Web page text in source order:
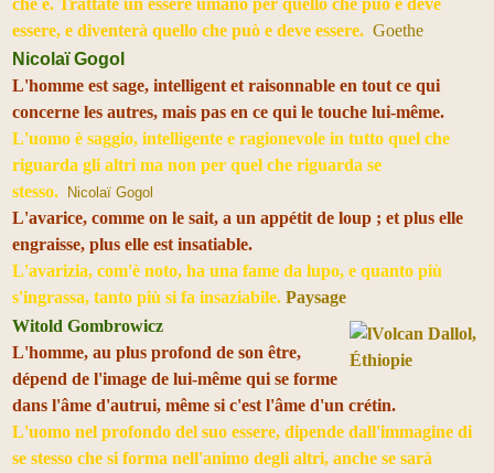
essere, e diventerà quello che può e deve essere. Goethe
Nicolaï Gogol
L'homme est sage, intelligent et raisonnable en tout ce qui
concerne les autres, mais pas en ce qui le touche lui-même.
L'uomo è saggio, intelligente e ragionevole in tutto quel che
riguarda gli altri ma non per quel che riguarda se
stesso. Nicolaï Gogol
L'avarice, comme on le sait, a un appétit de loup ; et plus elle
engraisse, plus elle est insatiable.
L'avarizia, com'è noto, ha una fame da lupo, e quanto più
s'ingrassa, tanto più si fa insaziabile. Paysage
Witold Gombrowicz
L'homme, au plus profond de son être,
dépend de l'image de lui-même qui se forme
dans l'âme d'autrui, même si c'est l'âme d'un crétin.
L'uomo nel profondo del suo essere, dipende dall'immagine di
se stesso che si forma nell'animo degli altri, anche se sarà